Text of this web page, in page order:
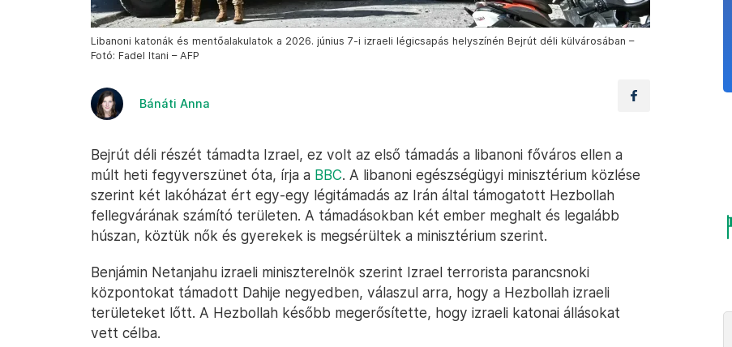
Libanoni katonák és mentőalakulatok a 2026. június 7-i izraeli légicsapás helyszínén Bejrút déli külvárosában –
Fotó: Fadel Itani – AFP
Bánáti Anna
Bejrút déli részét támadta Izrael, ez volt az első támadás a libanoni főváros ellen a
múlt heti fegyverszünet óta, írja a BBC. A libanoni egészségügyi minisztérium közlése
szerint két lakóházat ért egy-egy légitámadás az Irán által támogatott Hezbollah
fellegvárának számító területen. A támadásokban két ember meghalt és legalább
húszan, köztük nők és gyerekek is megsérültek a minisztérium szerint.
Benjámin Netanjahu izraeli miniszterelnök szerint Izrael terrorista parancsnoki
központokat támadott Dahije negyedben, válaszul arra, hogy a Hezbollah izraeli
területeket lőtt. A Hezbollah később megerősítette, hogy izraeli katonai állásokat
vett célba.